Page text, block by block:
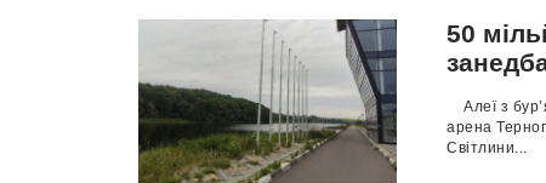
50
Алеї з
арена
Світлини...